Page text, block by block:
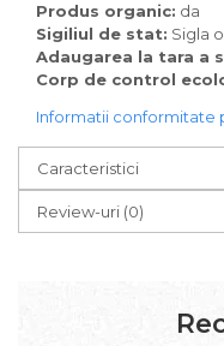
Paste bio pentru copii
Paste fainoase bio
Pateu, sosuri si
Conserve de peste bio
Pateu bio si creme
Sosuri bio
Produse din tomate
Sucuri si bauturi bio
Produs organic: da
Sigiliul de stat: Sigla
Adaugarea la tara a
Corp de control
Informatii conformitate
Caracteristici
Review-uri (0)